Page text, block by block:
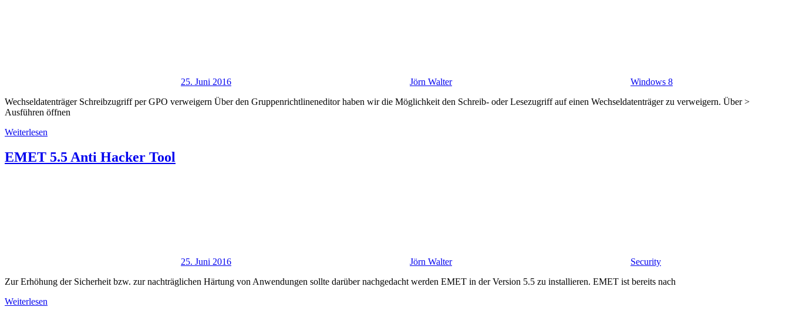
25. Juni 2016 Jörn Walter
Windows 8
Wechseldatenträger Schreibzugriff per GPO verweigern Über den Gruppenrichtlineneditor haben wir die Möglichkeit den Schreib- oder Lesezugriff auf einen Wechseldatenträger zu verweigern. Über >
Ausführen öffnen
Weiterlesen
EMET 5.5 Anti Hacker Tool
25. Juni 2016 Jörn Walter
Security
Zur Erhöhung der Sicherheit bzw. zur nachträglichen Härtung von Anwendungen sollte darüber nachgedacht werden EMET in der Version 5.5 zu installieren. EMET ist bereits nach
Weiterlesen